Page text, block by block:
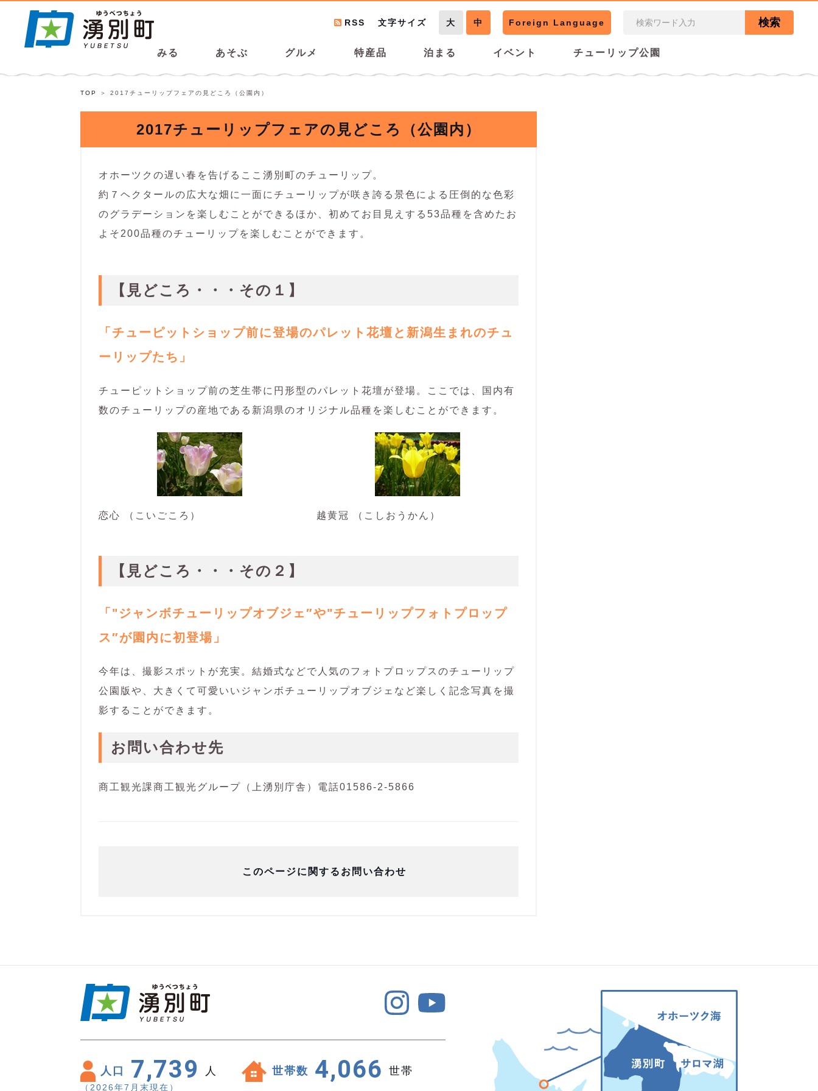
みる あそぶ グルメ 特産品 泊まる イベント チューリップ公園
RSS 文字サイズ 大 中 Foreign Language 検索
TOP 2017チューリップフェアの見どころ（公園内）
2017チューリップフェアの見どころ（公園内）
オホーツクの遅い春を告げるここ湧別町のチューリップ。
約７ヘクタールの広大な畑に一面にチューリップが咲き誇る景色による圧倒的な色彩
のグラデーションを楽しむことができるほか、初めてお目見えする53品種を含めたお
よそ200品種のチューリップを楽しむことができます。
【見どころ・・・その１】
「チューピットショップ前に登場のパレット花壇と新潟生まれのチュ
ーリップたち」
チューピットショップ前の芝生帯に円形型のパレット花壇が登場。ここでは、国内有
数のチューリップの産地である新潟県のオリジナル品種を楽しむことができます。
恋心 （こいごころ） 越黄冠 （こしおうかん）
【見どころ・・・その２】
「"ジャンボチューリップオブジェ″や"チューリップフォトプロップ
ス″が園内に初登場」
今年は、撮影スポットが充実。結婚式などで人気のフォトプロップスのチューリップ
公園版や、大きくて可愛いいジャンボチューリップオブジェなど楽しく記念写真を撮
影することができます。
お問い合わせ先
商工観光課商工観光グループ（上湧別庁舎）電話01586-2-5866
このページに関するお問い合わせ
人口 7,739 人 世帯数 4,066 世帯
（2026年7月末現在）